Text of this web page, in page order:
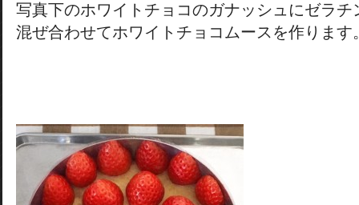
写真下のホワイトチョコのガナッシュにゼラチ
混ぜ合わせてホワイトチョコムースを作ります